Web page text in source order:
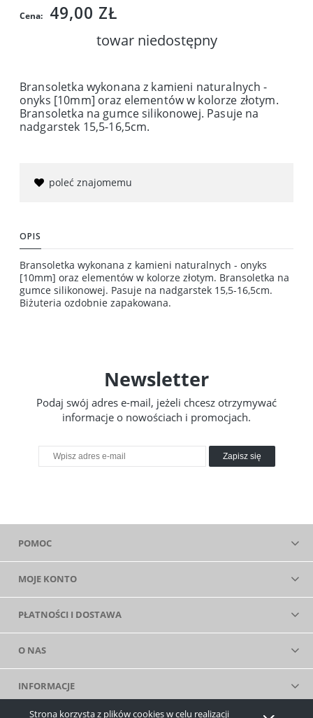
Strona korzysta z plików cookies w celu realizacji
Cena: 49,00 ZŁ
towar niedostępny
Bransoletka wykonana z kamieni naturalnych -
onyks [10mm] oraz elementów w kolorze złotym.
Bransoletka na gumce silikonowej. Pasuje na
nadgarstek 15,5-16,5cm.
poleć znajomemu
OPIS
Bransoletka wykonana z kamieni naturalnych - onyks
[10mm] oraz elementów w kolorze złotym. Bransoletka na
gumce silikonowej. Pasuje na nadgarstek 15,5-16,5cm.
Biżuteria ozdobnie zapakowana.
Newsletter
Podaj swój adres e-mail, jeżeli chcesz otrzymywać
informacje o nowościach i promocjach.
Zapisz się
POMOC
MOJE KONTO
PŁATNOŚCI I DOSTAWA
O NAS
INFORMACJE